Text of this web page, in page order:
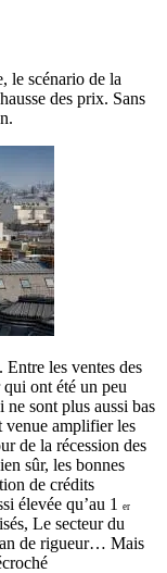
le scénario de la
des prix. Sans
les ventes des
ont été un peu
sont plus aussi bas
venue amplifier les
de la récession des
sûr, les bonnes
de crédits
élevée qu’au 1
er
Le secteur du
de rigueur… Mais